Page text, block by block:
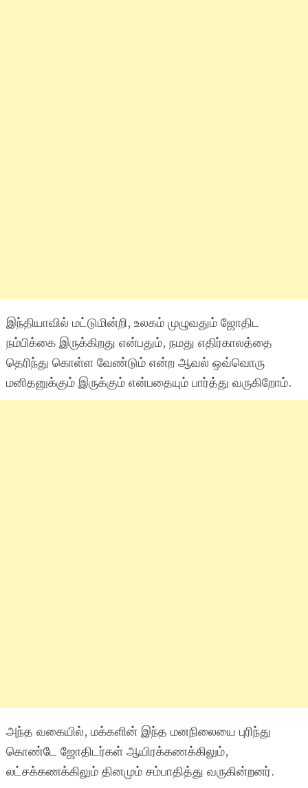
இந்தியாவில் மட்டுமின்றி, உலகம் முழுவதும் ஜோதிட
நம்பிக்கை இருக்கிறது என்பதும், நமது எதிர்காலத்தை
தெரிந்து கொள்ள வேண்டும் என்ற ஆவல் ஒவ்வொரு
மனிதனுக்கும் இருக்கும் என்பதையும் பார்த்து வருகிறோம்.
அந்த வகையில், மக்களின் இந்த மனநிலையை புரிந்து
கொண்டே ஜோதிடர்கள் ஆயிரக்கணக்கிலும்,
லட்சக்கணக்கிலும் தினமும் சம்பாதித்து வருகின்றனர்.